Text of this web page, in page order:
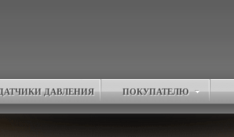
ДАВЛЕНИЯ ПОКУПАТЕЛЮ